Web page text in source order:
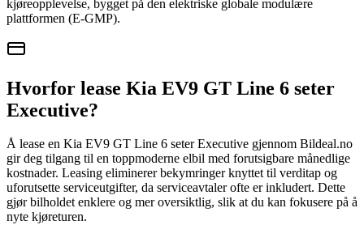
kjøreopplevelse, bygget på den elektriske globale modulære
plattformen (E-GMP).
Hvorfor lease Kia EV9 GT Line 6 seter
Executive?
Å lease en Kia EV9 GT Line 6 seter Executive gjennom Bildeal.no
gir deg tilgang til en toppmoderne elbil med forutsigbare månedlige
kostnader. Leasing eliminerer bekymringer knyttet til verditap og
uforutsette serviceutgifter, da serviceavtaler ofte er inkludert. Dette
gjør bilholdet enklere og mer oversiktlig, slik at du kan fokusere på å
nyte kjøreturen.